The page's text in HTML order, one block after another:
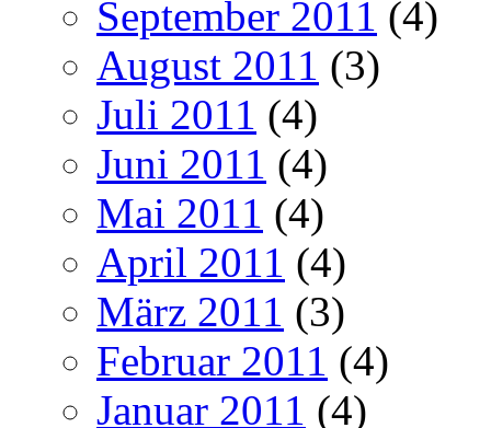
September 2011 (4)
August 2011 (3)
Juli 2011 (4)
Juni 2011 (4)
Mai 2011 (4)
April 2011 (4)
März 2011 (3)
Februar 2011 (4)
Januar 2011 (4)